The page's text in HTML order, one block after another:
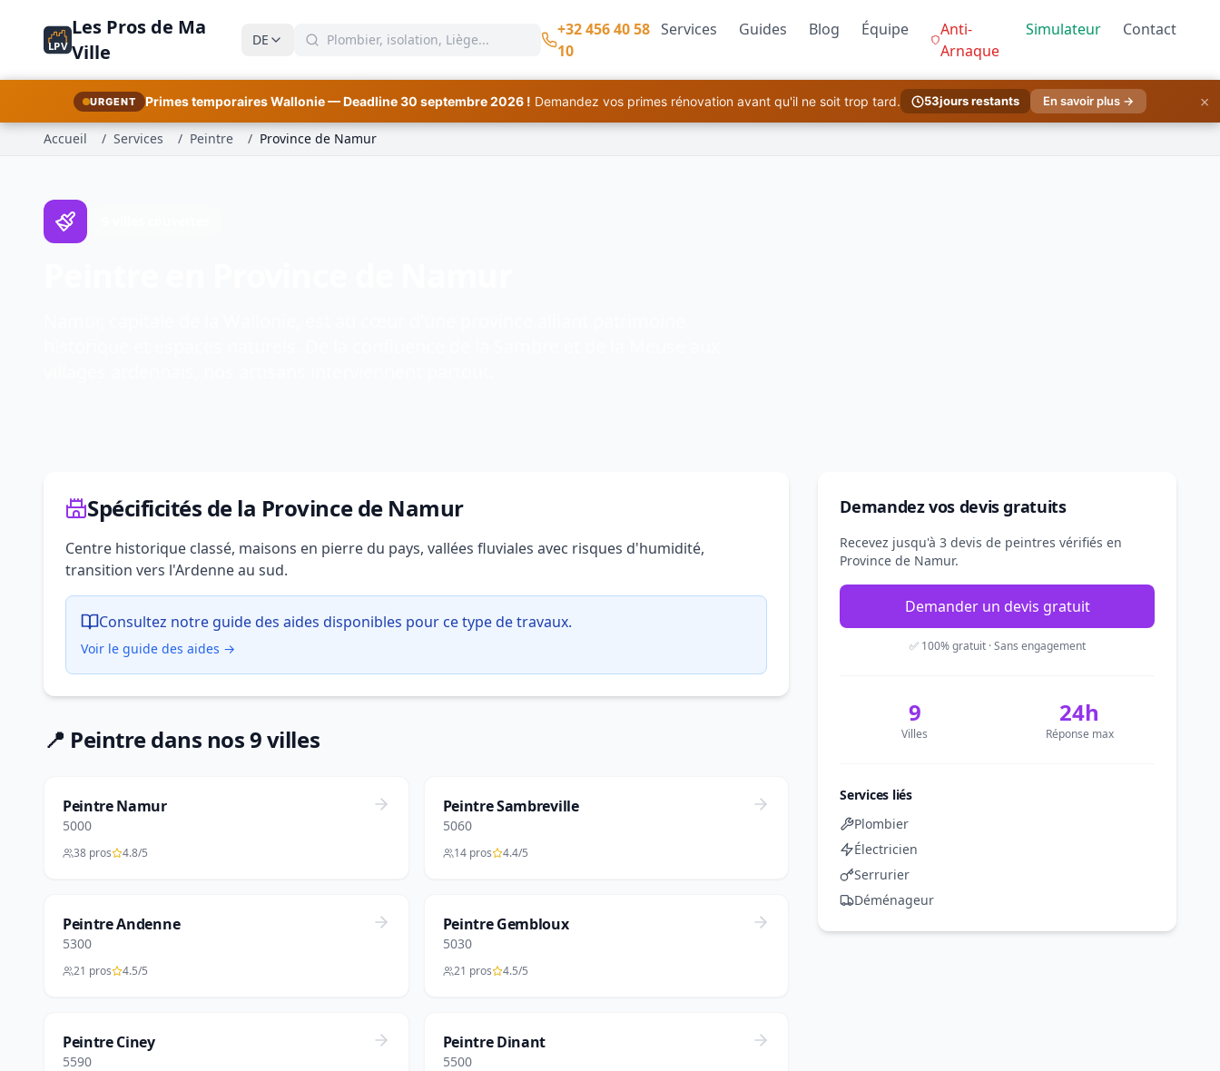
LPV
Les Pros de Ma
Ville
DE
+32 456 40 58
10
Services Guides Blog Équipe
Anti-
Arnaque
Simulateur Contact
URGENT Primes temporaires Wallonie — Deadline 30 septembre 2026 ! Demandez vos primes rénovation avant qu'il ne soit trop tard. 53jours restants En savoir plus → ×
Accueil / Services / Peintre / Province de Namur
Spécificités de la Province de Namur
Centre historique classé, maisons en pierre du pays, vallées fluviales avec risques d'humidité,
transition vers l'Ardenne au sud.
Consultez notre guide des aides disponibles pour ce type de travaux.
Voir le guide des aides →
📍 Peintre dans nos 9 villes
Peintre Namur
5000
38 pros 4.8/5
Peintre Sambreville
5060
14 pros 4.4/5
Peintre Andenne
5300
21 pros 4.5/5
Peintre Gembloux
5030
21 pros 4.5/5
Peintre Ciney
5590
Peintre Dinant
5500
Demandez vos devis gratuits
Recevez jusqu'à 3 devis de peintres vérifiés en
Province de Namur.
Demander un devis gratuit
✅ 100% gratuit · Sans engagement
9
Villes
24h
Réponse max
Services liés
Plombier
Électricien
Serrurier
Déménageur